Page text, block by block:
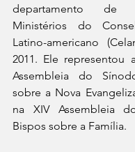
departamento de
Ministérios do
Latino-americano
2011. Ele representou
Assembleia do
sobre a Nova
na XIV Assembleia
Bispos sobre a Família.